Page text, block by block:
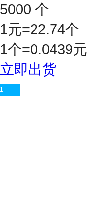
5000 个
1元=22.74个
1个=0.0439元
立即出货
1